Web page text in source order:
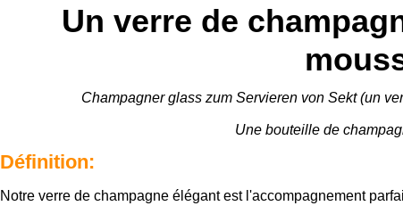
Un verre de
Champagner glass zum Servieren von Sekt (un
Une bouteille de
Définition:
Notre verre de champagne élégant est l'accompagnement